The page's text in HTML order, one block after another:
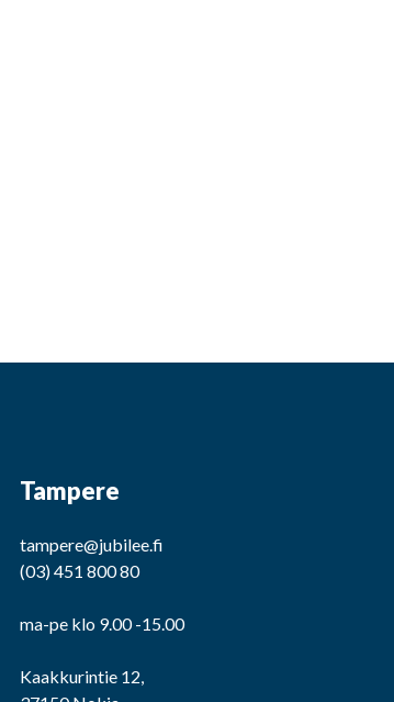
Tampere
tampere@jubilee.fi
(03) 451 800 80
ma-pe klo 9.00 -15.00
Kaakkurintie 12,